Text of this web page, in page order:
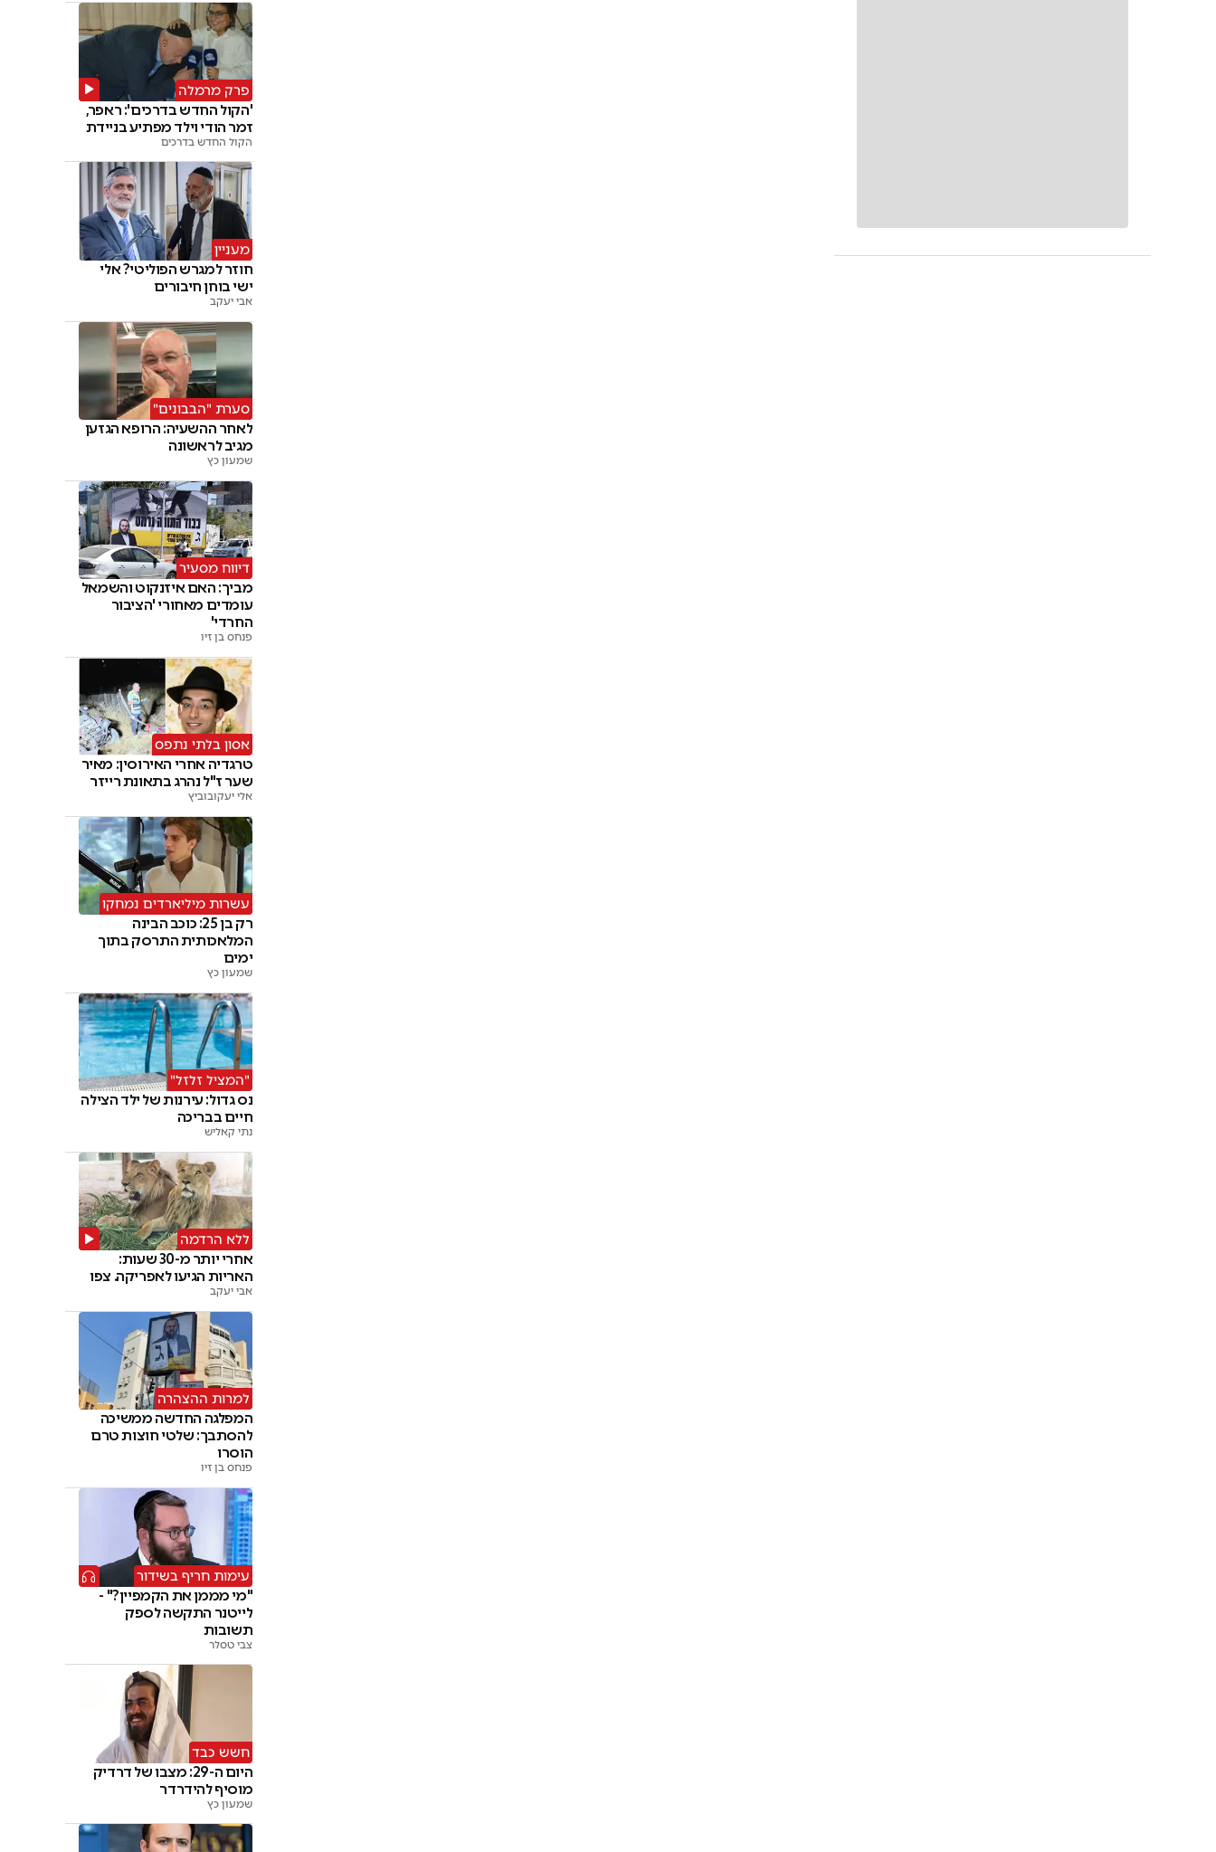
פרק מרמלה
'הקול החדש בדרכים': ראפר,
זמר הודי וילד מפתיע בניידת
הקול החדש בדרכים
מעניין
חוזר למגרש הפוליטי? אלי
ישי בוחן חיבורים
אבי יעקב
סערת "הבבונים"
לאחר ההשעיה: הרופא הגזען
מגיב לראשונה
שמעון כץ
דיווח מסעיר
מביך: האם איזנקוט והשמאל
עומדים מאחורי 'הציבור
החרדי'
פנחס בן זיו
אסון בלתי נתפס
טרגדיה אחרי האירוסין: מאיר
שער ז"ל נהרג בתאונת רייזר
אלי יעקובוביץ
עשרות מיליארדים נמחקו
רק בן 25: כוכב הבינה
המלאכותית התרסק בתוך
ימים
שמעון כץ
"המציל זלזל"
נס גדול: עירנות של ילד הצילה
חיים בבריכה
נתי קאליש
ללא הרדמה
אחרי יותר מ-30 שעות:
האריות הגיעו לאפריקה. צפו
אבי יעקב
למרות ההצהרה
המפלגה החדשה ממשיכה
להסתבך: שלטי חוצות טרם
הוסרו
פנחס בן זיו
עימות חריף בשידור
"מי מממן את הקמפיין?" -
לייטנר התקשה לספק
תשובות
צבי טסלר
חשש כבד
היום ה-29: מצבו של דרדיק
מוסיף להידרדר
שמעון כץ